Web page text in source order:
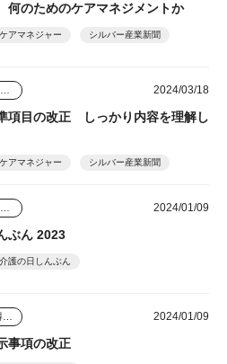
何のためのケアマネジメントか
ケアマネジャー シルバー産業新聞
2024/03/18
項目の改正 しっかり内容を理解し
ケアマネジャー シルバー産業新聞
2024/01/09
ぶん 2023
介護の日しんぶん
2024/01/09
事項の改正